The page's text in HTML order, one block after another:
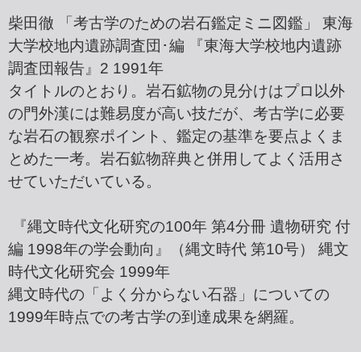
柴田徹 「考古学のための岩石鑑定ミニ図鑑」 東海
大学校地内遺跡調査団･編 『東海大学校地内遺跡
調査団報告』2 1991年
タイトルのとおり。岩石鉱物の見分けはプロ以外
の門外漢には難易度が高い技だが、考古学に必要
な岩石の観察ポイント、鑑定の基準を要点よくま
とめた一考。岩石鉱物辞典と併用してよく活用さ
せていただいている。
『縄文時代文化研究の100年 第4分冊 遺物研究 付
編 1998年の学会動向』（縄文時代 第10号） 縄文
時代文化研究会 1999年
縄文時代の「よく分からない石器」についての
1999年時点での考古学の到達成果を網羅。